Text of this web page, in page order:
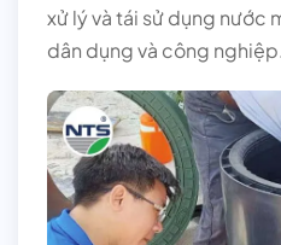
xử lý và tái sử dụng nước
dân dụng và công nghiệp.